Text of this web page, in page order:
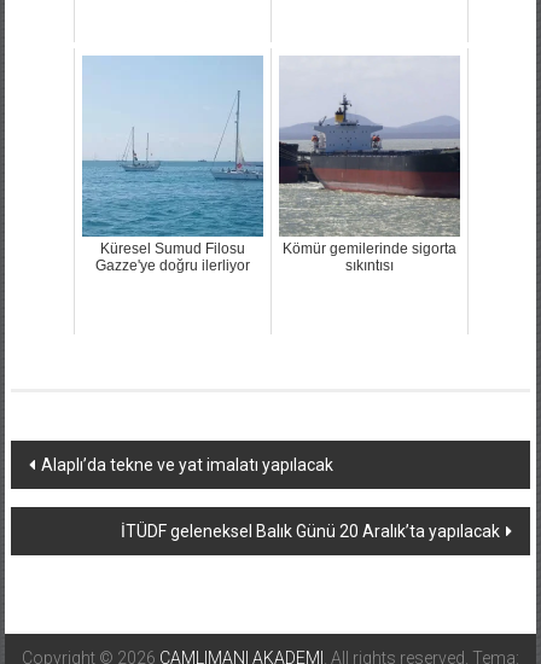
Küresel Sumud Filosu
Gazze'ye doğru ilerliyor
Kömür gemilerinde sigorta
sıkıntısı
Yazı
dolaşımı
Alaplı’da tekne ve yat imalatı yapılacak
İTÜDF geleneksel Balık Günü 20 Aralık’ta yapılacak
Copyright © 2026 CAMLIMANI AKADEMI . All rights reserved. Tema: